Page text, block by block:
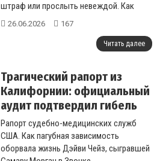
штраф или прослыть невеждой. Как
стать своим везде....
26.06.2026 167
Читать далее
Трагический рапорт из
Калифорнии: официальный
аудит подтвердил гибель
35-летней голливудской
звезды Дэйви Чейз от
многолетней зависимости
Рапорт судебно-медицинских служб
США. Как пагубная зависимость
оборвала жизнь Дэйви Чейз, сыгравшей